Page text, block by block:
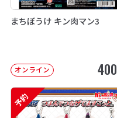
まちぼうけ キン肉マン3
オンライン 400
予約